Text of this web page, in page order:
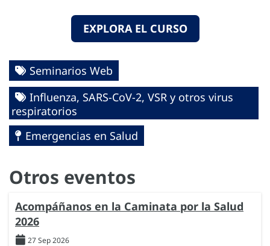
EXPLORA EL CURSO
Seminarios Web
Influenza, SARS-CoV-2, VSR y otros virus
respiratorios
Emergencias en Salud
Otros eventos
Acompáñanos en la Caminata por la Salud
2026
27 Sep 2026